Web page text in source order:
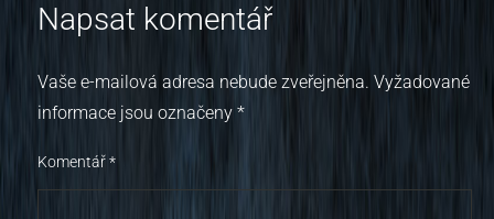
Napsat komentář
Vaše e-mailová adresa nebude zveřejněna. Vyžadované
informace jsou označeny*
Komentář*